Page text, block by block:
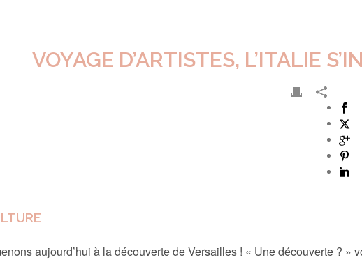
VOYAGE D’ARTISTES, L’ITALIE
aujourd’hui à la découverte de Versailles ! « Une découverte ?